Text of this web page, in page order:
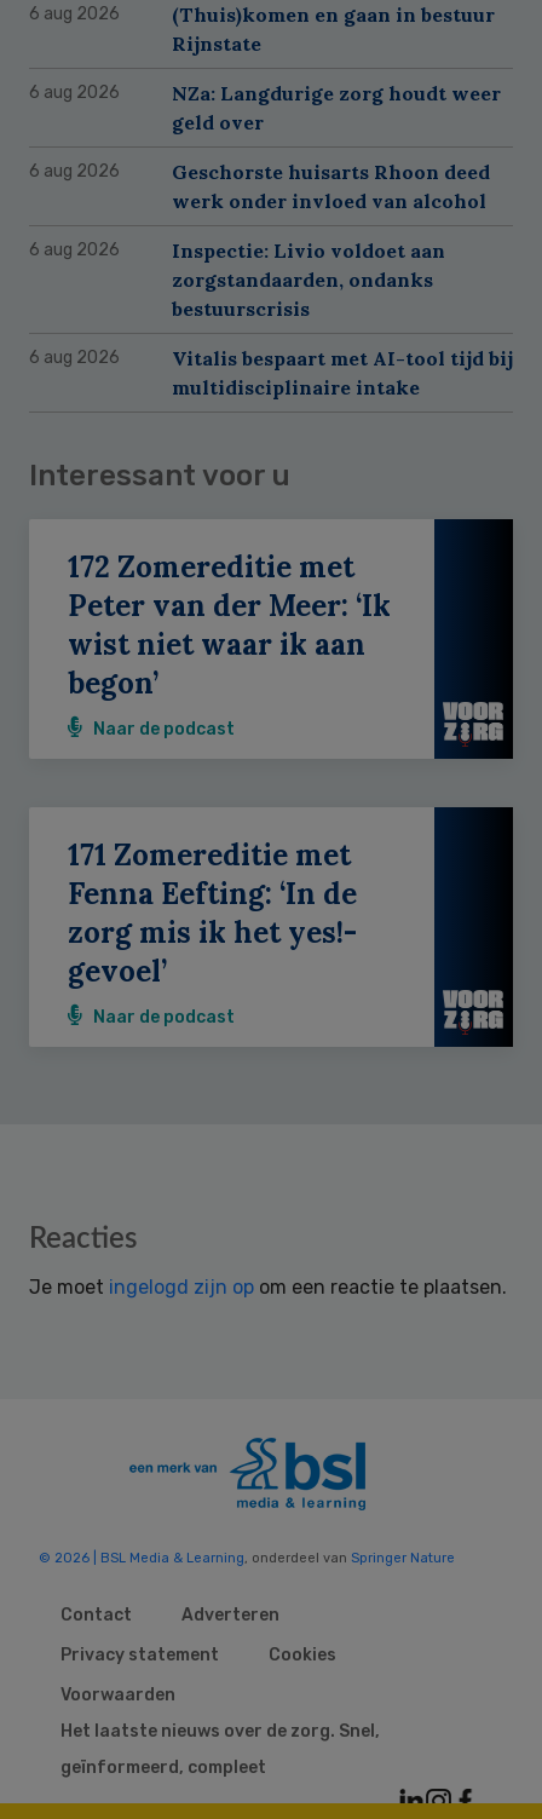
6 aug 2026
(Thuis)komen en gaan in bestuur
Rijnstate
6 aug 2026
NZa: Langdurige zorg houdt weer
geld over
6 aug 2026
Geschorste huisarts Rhoon deed
werk onder invloed van alcohol
6 aug 2026
Inspectie: Livio voldoet aan
zorgstandaarden, ondanks
bestuurscrisis
6 aug 2026
Vitalis bespaart met AI-tool tijd bij
multidisciplinaire intake
Interessant voor u
172 Zomereditie met
Peter van der Meer: ‘Ik
wist niet waar ik aan
begon’
Naar de podcast
171 Zomereditie met
Fenna Eefting: ‘In de
zorg mis ik het yes!-
gevoel’
Naar de podcast
Reader
Reacties
Je moet ingelogd zijn op om een reactie te plaatsen.
© 2026 | BSL Media & Learning, onderdeel van Springer Nature
Contact
Adverteren
Privacy statement
Cookies
Voorwaarden
Het laatste nieuws over de zorg. Snel,
geïnformeerd, compleet